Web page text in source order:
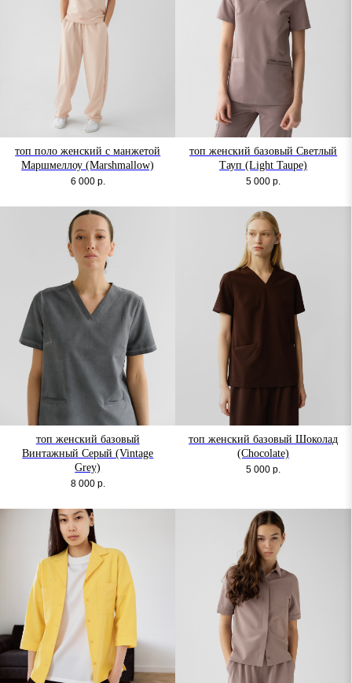
топ поло женский с манжетой
Маршмеллоу (Marshmallow)
6 000 р.
топ женский базовый Светлый
Тауп (Light Taupe)
5 000 р.
топ женский базовый
Винтажный Серый (Vintage
Grey)
8 000 р.
топ женский базовый Шоколад
(Chocolate)
5 000 р.